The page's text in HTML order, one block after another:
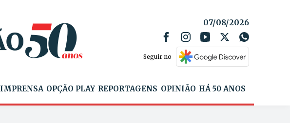
07/08/2026
Seguir no
IMPRENSA OPÇÃO PLAY REPORTAGENS OPINIÃO HÁ 50 ANOS